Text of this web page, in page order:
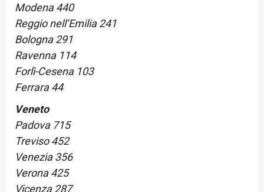
Modena 440
Reggio nell’Emilia 241
Bologna 291
Ravenna 114
Forlì-Cesena 103
Ferrara 44
Veneto
Padova 715
Treviso 452
Venezia 356
Verona 425
Vicenza 287